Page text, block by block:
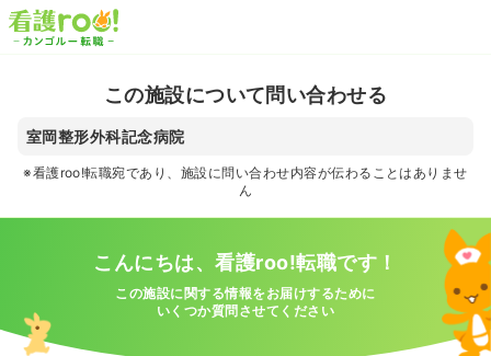
この施設について問い合わせる
室岡整形外科記念病院
※看護roo!転職宛であり、施設に問い合わせ内容が伝わることはありませ
ん
こんにちは、看護roo!転職です！
この施設に関する情報をお届けするために
いくつか質問させてください